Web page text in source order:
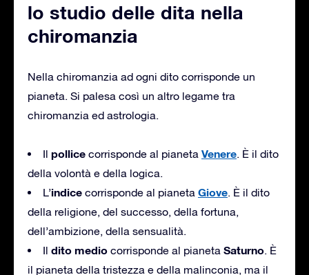
lo studio delle dita nella
chiromanzia
Nella chiromanzia ad ogni dito corrisponde un
pianeta. Si palesa così un altro legame tra
chiromanzia ed astrologia.
Il pollice corrisponde al pianeta Venere. È il dito
della volontà e della logica.
L’indice corrisponde al pianeta Giove. È il dito
della religione, del successo, della fortuna,
dell’ambizione, della sensualità.
Il dito medio corrisponde al pianeta Saturno. È
il pianeta della tristezza e della malinconia, ma il